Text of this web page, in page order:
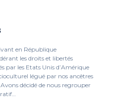
en République
les droits et libertés
par les Etats Unis d’Amérique
légué par nos ancêtres
décidé de nous regrouper